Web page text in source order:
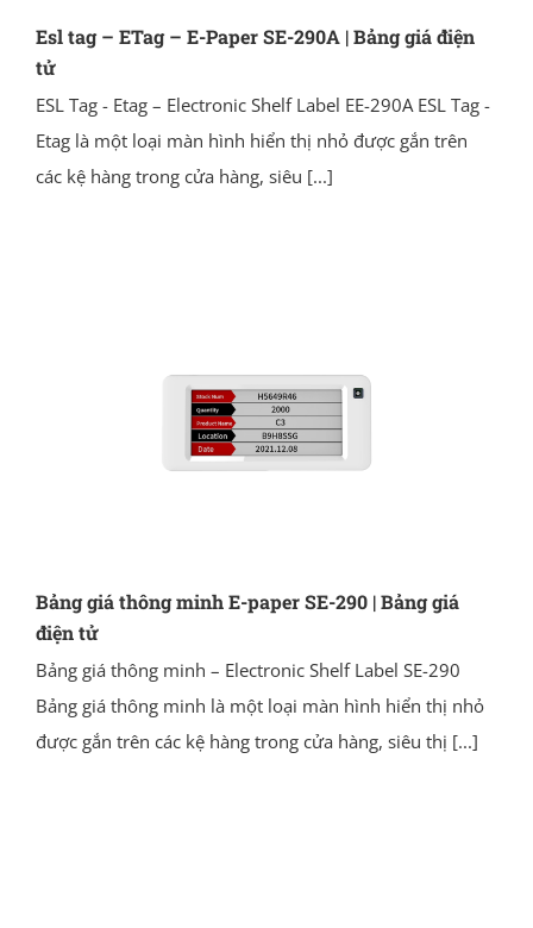
Esl tag – ETag – E-Paper SE-290A | Bảng giá điện
tử
ESL Tag - Etag – Electronic Shelf Label EE-290A ESL Tag -
Etag là một loại màn hình hiển thị nhỏ được gắn trên
các kệ hàng trong cửa hàng, siêu [...]
Bảng giá thông minh E-paper SE-290 | Bảng giá
điện tử
Bảng giá thông minh – Electronic Shelf Label SE-290
Bảng giá thông minh là một loại màn hình hiển thị nhỏ
được gắn trên các kệ hàng trong cửa hàng, siêu thị [...]